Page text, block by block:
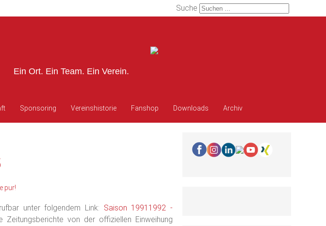
Suche
Ein Ort. Ein Team. Ein Verein.
Sponsoring Vereinshistorie Fanshop Downloads Archiv
pur!
unter folgendem Link: Saison 19911992 -
Zeitungsberichte von der offiziellen Einweihung